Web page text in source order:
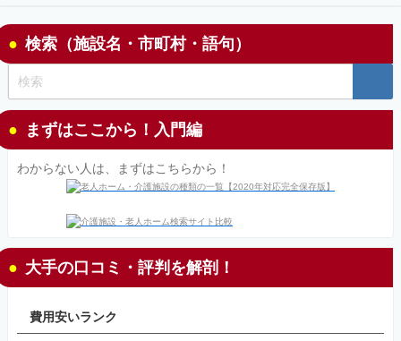
検索（施設名・市町村・語句）
まずはここから！入門編
わからない人は、まずはこちらから！
大手の口コミ・評判を解剖！
費用安いランク